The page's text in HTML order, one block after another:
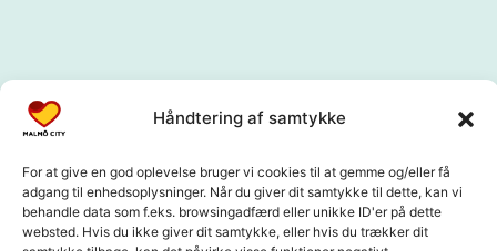
Håndtering af samtykke
For at give en god oplevelse bruger vi cookies til at gemme og/eller få
adgang til enhedsoplysninger. Når du giver dit samtykke til dette, kan vi
behandle data som f.eks. browsingadfærd eller unikke ID'er på dette
websted. Hvis du ikke giver dit samtykke, eller hvis du trækker dit